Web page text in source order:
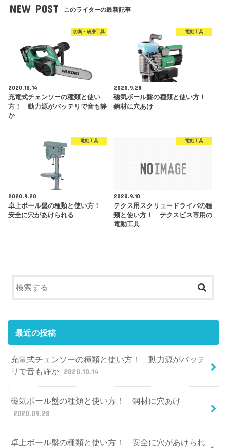
NEW POST このライターの最新記事
切断・研磨工具
2020.10.14
充電式チェンソーの種類と使い
方！ 動力源がバッテリで音も静
か
電動工具
2020.9.28
磁気ボール盤の種類と使い方！
鋼材に穴あけ
電動工具
2020.9.20
卓上ボール盤の種類と使い方！
安全に穴があけられる
電動工具
2020.9.10
テクス用スクリュードライバの種
類と使い方！ テクスビス専用の
電動工具
最近の投稿
充電式チェンソーの種類と使い方！ 動力源がバッテ
リで音も静か 2020.10.14
磁気ボール盤の種類と使い方！ 鋼材に穴あけ
2020.09.28
卓上ボール盤の種類と使い方！ 安全に穴があけられ